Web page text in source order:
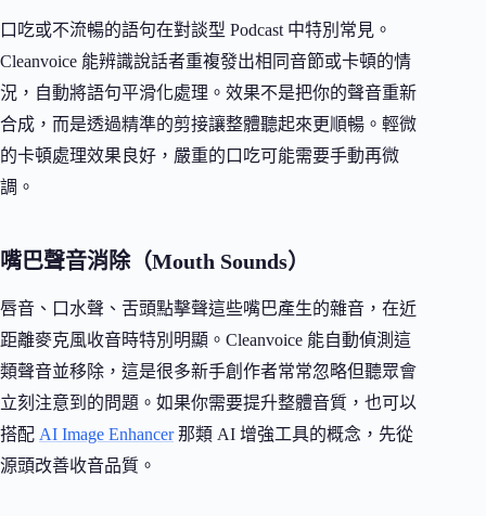
口吃或不流暢的語句在對談型 Podcast 中特別常見。
Cleanvoice 能辨識說話者重複發出相同音節或卡頓的情
況，自動將語句平滑化處理。效果不是把你的聲音重新
合成，而是透過精準的剪接讓整體聽起來更順暢。輕微
的卡頓處理效果良好，嚴重的口吃可能需要手動再微
調。
嘴巴聲音消除（Mouth Sounds）
唇音、口水聲、舌頭點擊聲這些嘴巴產生的雜音，在近
距離麥克風收音時特別明顯。Cleanvoice 能自動偵測這
類聲音並移除，這是很多新手創作者常常忽略但聽眾會
立刻注意到的問題。如果你需要提升整體音質，也可以
搭配 AI Image Enhancer那類 AI 增強工具的概念，先從
源頭改善收音品質。